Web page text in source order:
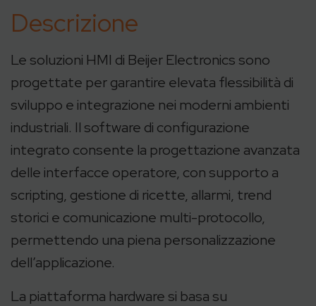
Descrizione
Le soluzioni HMI di Beijer Electronics sono
progettate per garantire elevata flessibilità di
sviluppo e integrazione nei moderni ambienti
industriali. Il software di configurazione
integrato consente la progettazione avanzata
delle interfacce operatore, con supporto a
scripting, gestione di ricette, allarmi, trend
storici e comunicazione multi-protocollo,
permettendo una piena personalizzazione
dell’applicazione.
La piattaforma hardware si basa su